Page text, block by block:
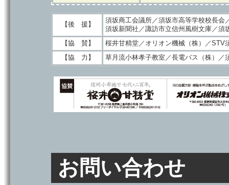
【後 援】
須坂商工会議所／須坂市高等学校校長会
須坂新聞社／諏訪市立信州風樹文庫／須
【協 賛】
桜井甘精堂／オリオン機械（株）／STV
【協 力】
草月流小林孝子教室／長電バス（株）／
お問い合わせ